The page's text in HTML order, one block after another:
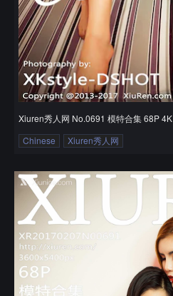
Xiuren秀人网 No.0691 模特合集 68P 4K
Chinese
Xiuren秀人网